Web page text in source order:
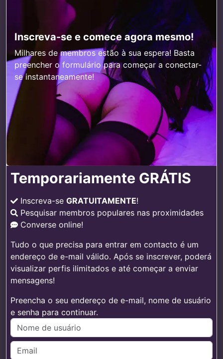
Inscreva-se e comece agora mesmo!
Milhares de membros estão à sua espera! Basta
preencher o formulário para começar a conectar-
se instantaneamente!
Temporariamente GRÁTIS
Inscreva-se GRATUITAMENTE!
Pesquisar membros populares nas proximidades
Converse online!
Tudo o que precisa para entrar em contacto é um
endereço de e-mail válido. Após se inscrever, poderá
visualizar perfis ilimitados e até começar a enviar
mensagens!
Preencha o seu endereço de e-mail, nome de usuário
e senha para continuar.